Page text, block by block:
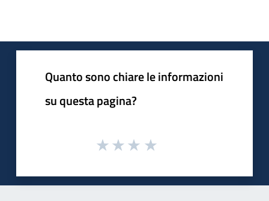
Quanto sono chiare le informazioni
su questa pagina?